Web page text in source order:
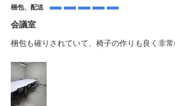
梱包、配送
会議室
梱包も確りされていて、椅子の作りも良く非